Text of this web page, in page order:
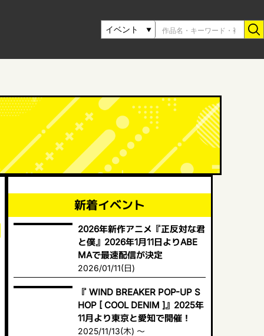
新着イベント
2026年新作アニメ『正反対な君
と僕』2026年1月11日よりABE
MAで最速配信が決定
2026/01/11(日)
『 WIND BREAKER POP-UP S
HOP [ COOL DENIM ]』2025年
11月より東京と愛知で開催！
2025/11/13(木) ～